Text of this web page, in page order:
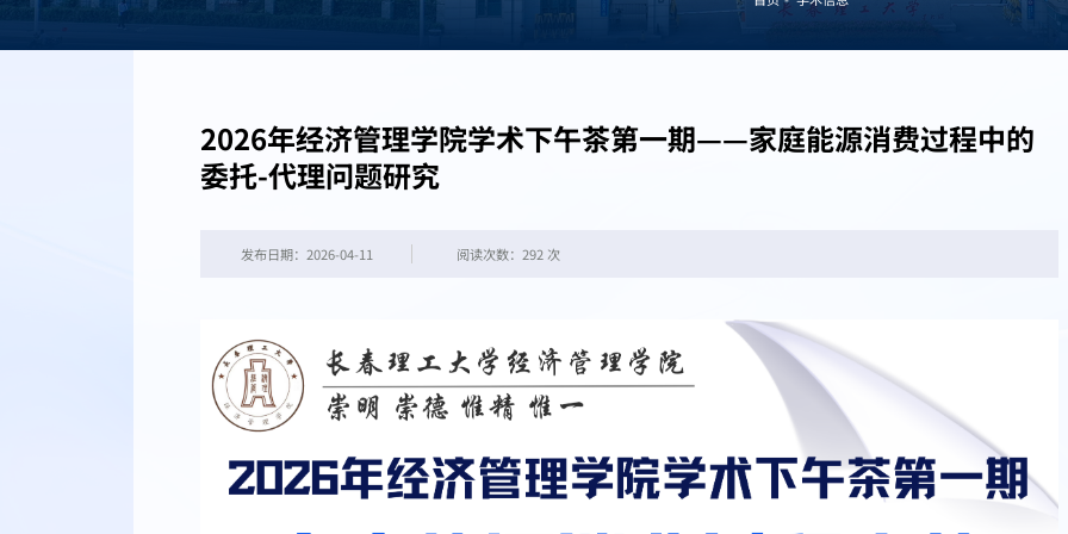
2026年经济管理学院学术下午茶第一期——家庭能源消费过程中的
委托-代理问题研究
发布日期：2026-04-11 阅读次数： 292 次